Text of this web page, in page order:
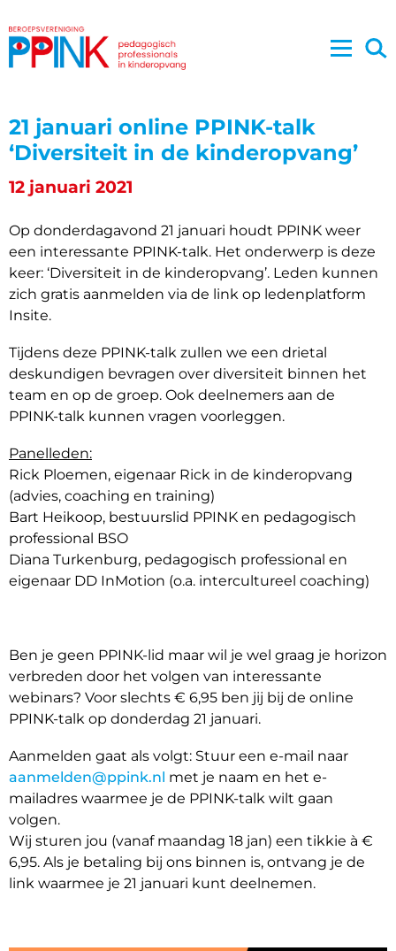
21 januari online PPINK-talk
‘Diversiteit in de kinderopvang’
12 januari 2021
Op donderdagavond 21 januari houdt PPINK weer
een interessante PPINK-talk. Het onderwerp is deze
keer: ‘Diversiteit in de kinderopvang’. Leden kunnen
zich gratis aanmelden via de link op ledenplatform
Insite.
Tijdens deze PPINK-talk zullen we een drietal
deskundigen bevragen over diversiteit binnen het
team en op de groep. Ook deelnemers aan de
PPINK-talk kunnen vragen voorleggen.
Panelleden:
Rick Ploemen, eigenaar Rick in de kinderopvang
(advies, coaching en training)
Bart Heikoop, bestuurslid PPINK en pedagogisch
professional BSO
Diana Turkenburg, pedagogisch professional en
eigenaar DD InMotion (o.a. intercultureel coaching)
Ben je geen PPINK-lid maar wil je wel graag je horizon
verbreden door het volgen van interessante
webinars? Voor slechts € 6,95 ben jij bij de online
PPINK-talk op donderdag 21 januari.
Aanmelden gaat als volgt: Stuur een e-mail naar
aanmelden@ppink.nl met je naam en het e-
mailadres waarmee je de PPINK-talk wilt gaan
volgen.
Wij sturen jou (vanaf maandag 18 jan) een tikkie à €
6,95. Als je betaling bij ons binnen is, ontvang je de
link waarmee je 21 januari kunt deelnemen.